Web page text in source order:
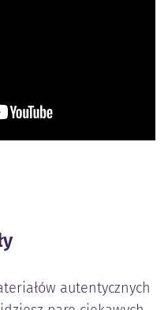
autentycznych